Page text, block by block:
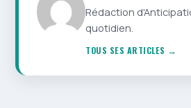
Rédaction
quotidien.
TOUS SES ARTICLES →